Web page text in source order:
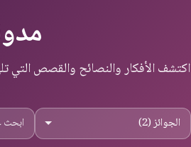
اكتشف الأفكار والنصائح والقصص التي